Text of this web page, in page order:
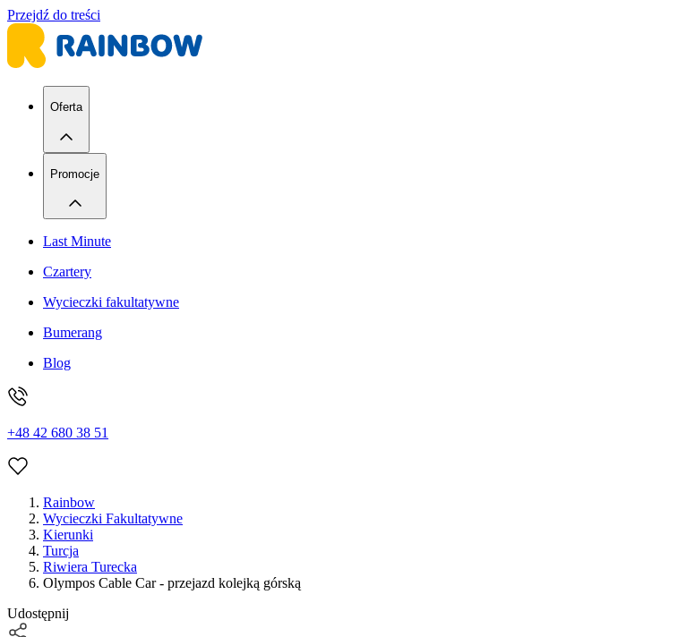
Przejdź do treści
Oferta
Promocje
Last Minute
Czartery
Wycieczki fakultatywne
Bumerang
Blog
+48 42 680 38 51
Rainbow
Wycieczki Fakultatywne
Kierunki
Turcja
Riwiera Turecka
Olympos Cable Car - przejazd kolejką górską
Udostępnij